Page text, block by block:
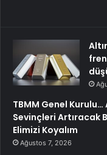
TBMM Genel
Sevinçleri Artıracak
Elimizi Koyalım
Ağustos 7, 2026